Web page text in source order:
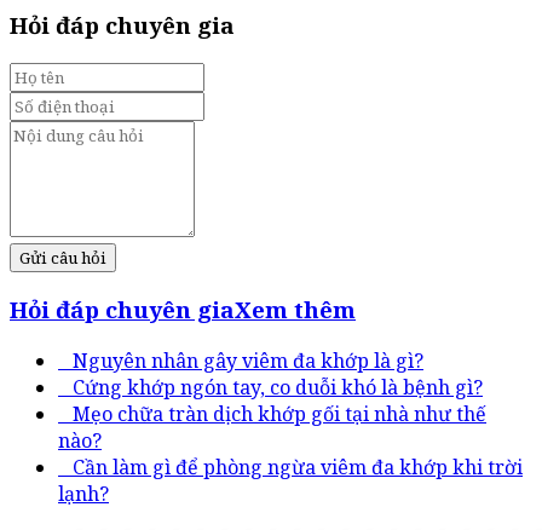
Hỏi đáp chuyên gia
Gửi câu hỏi
Hỏi đáp chuyên giaXem thêm
Nguyên nhân gây viêm đa khớp là gì?
Cứng khớp ngón tay, co duỗi khó là bệnh gì?
Mẹo chữa tràn dịch khớp gối tại nhà như thế
nào?
Cần làm gì để phòng ngừa viêm đa khớp khi trời
lạnh?